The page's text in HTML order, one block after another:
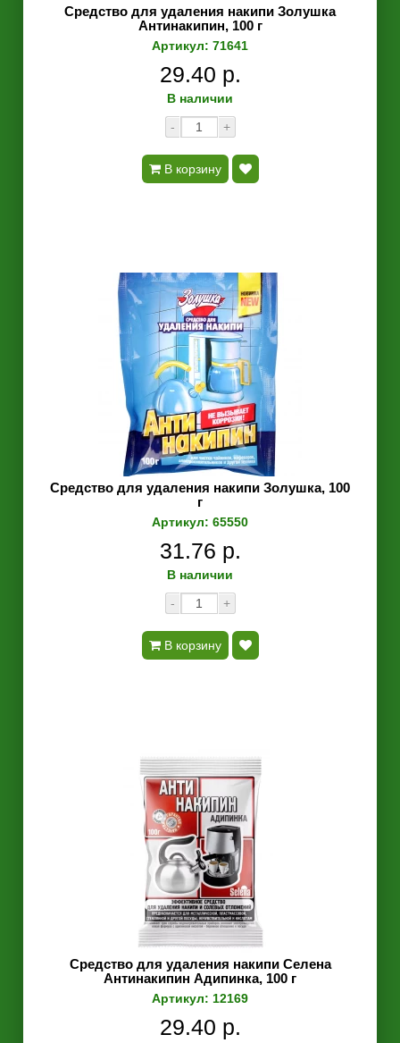
Средство для удаления накипи Золушка
Антинакипин, 100 г
Артикул: 71641
29.40 р.
В наличии
-
+
В корзину
Средство для удаления накипи Золушка, 100
г
Артикул: 65550
31.76 р.
В наличии
-
+
В корзину
Средство для удаления накипи Селена
Антинакипин Адипинка, 100 г
Артикул: 12169
29.40 р.